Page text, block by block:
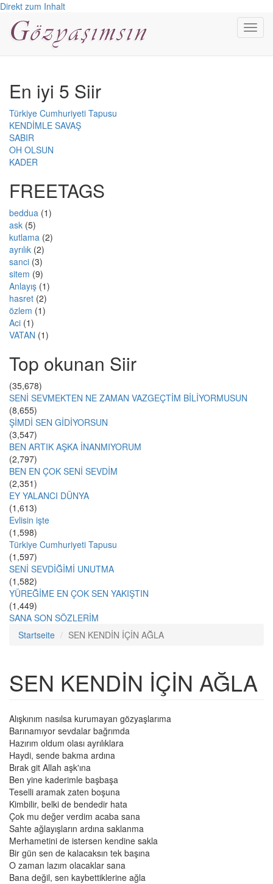
Direkt zum Inhalt
En iyi 5 Siir
Türkiye Cumhuriyeti Tapusu
KENDİMLE SAVAŞ
SABIR
OH OLSUN
KADER
FREETAGS
beddua (1)
ask (5)
kutlama (2)
ayrılık (2)
sanci (3)
sitem (9)
Anlayış (1)
hasret (2)
özlem (1)
Aci (1)
VATAN (1)
Top okunan Siir
(35,678)
SENİ SEVMEKTEN NE ZAMAN VAZGEÇTİM BİLİYORMUSUN
(8,655)
ŞİMDİ SEN GİDİYORSUN
(3,547)
BEN ARTIK AŞKA İNANMIYORUM
(2,797)
BEN EN ÇOK SENİ SEVDİM
(2,351)
EY YALANCI DÜNYA
(1,613)
Evlisin işte
(1,598)
Türkiye Cumhuriyeti Tapusu
(1,597)
SENİ SEVDİĞİMİ UNUTMA
(1,582)
YÜREĞİME EN ÇOK SEN YAKIŞTIN
(1,449)
SANA SON SÖZLERİM
Startseite
SEN KENDİN İÇİN AĞLA
SEN KENDİN İÇİN AĞLA
Alışkınım nasılsa kurumayan gözyaşlarıma
Barınamıyor sevdalar bağrımda
Hazırım oldum olası ayrılıklara
Haydi, sende bakma ardına
Bırak git Allah aşk'ına
Ben yine kaderimle başbaşa
Teselli aramak zaten boşuna
Kimbilir, belki de bendedir hata
Çok mu değer verdim acaba sana
Sahte ağlayışların ardına saklanma
Merhametini de istersen kendine sakla
Bir gün sen de kalacaksın tek başına
O zaman lazım olacaklar sana
Bana değil, sen kaybettiklerine ağla